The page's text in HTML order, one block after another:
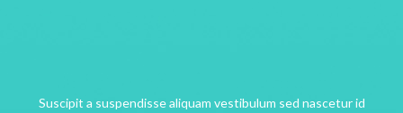
a suspendisse aliquam vestibulum sed nascetur id